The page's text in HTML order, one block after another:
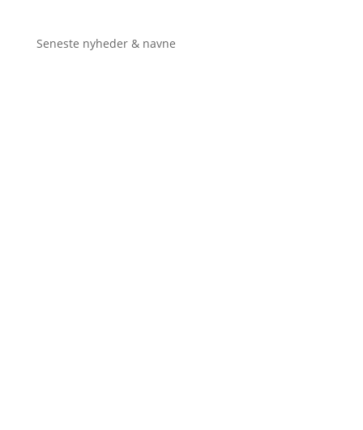
Seneste nyheder & navne